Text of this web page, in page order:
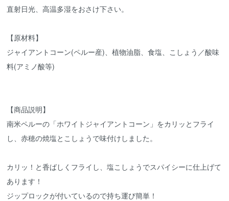
直射日光、高温多湿をおさけ下さい。
【原材料】
ジャイアントコーン(ペルー産)、植物油脂、食塩、こしょう／酸味
料(アミノ酸等)
【商品説明】
南米ペルーの「ホワイトジャイアントコーン」をカリッとフライ
し、赤穂の焼塩とこしょうで味付けしました。
カリッ！と香ばしくフライし、塩こしょうでスパイシーに仕上げて
あります！
ジップロックが付いているので持ち運び簡単！